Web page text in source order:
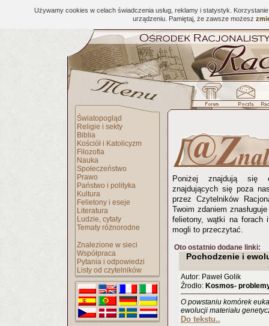
Używamy cookies w celach świadczenia usług, reklamy i statystyk.
urządzeniu. Pamiętaj, że zawsze możesz
Światopogląd
Religie i sekty
Biblia
Kościół i Katolicyzm
Filozofia
Nauka
Społeczeństwo
Prawo
Państwo i polityka
Kultura
Felietony i eseje
Literatura
Ludzie, cytaty
Tematy różnorodne
Znalezione w sieci
Współpraca
Pytania i odpowiedzi
Listy od czytelników
Poniżej znajdują się
znajdujących się poza
przez Czytelników
Twoim zdaniem
felietony, wątki na forach
mogli to przeczytać.
Oto ostatnio dodane linki:
Pochodzenie i
Autor: Paweł Golik
Źrodło: Kosmos-
O powstaniu komórek
ewolucji materiału
Do tekstu..